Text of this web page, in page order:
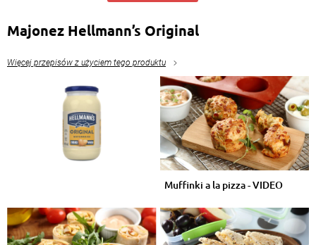
Majonez Hellmann’s Original
Więcej przepisów z użyciem tego produktu
Muffinki a la pizza - VIDEO